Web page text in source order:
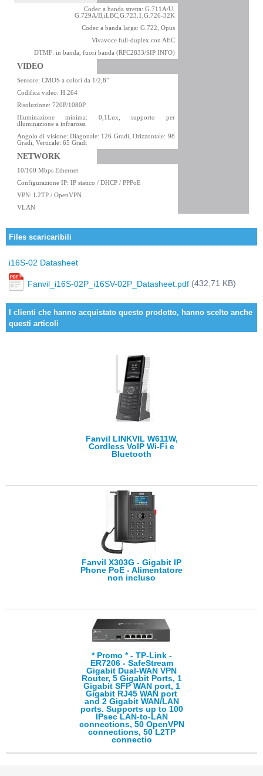
Codec a banda stretta: G.711A/U,
G.729A/B,iLBC,G.723.1,G.726-32K
Codec a banda larga: G.722, Opus
Vivavoce full-duplex con AEC
DTMF: in banda, fuori banda (RFC2833/SIP INFO)
VIDEO
Sensore: CMOS a colori da 1/2,8"
Codifica video: H.264
Risoluzione: 720P/1080P
Illuminazione minima: 0,1Lux, supporto per
illuminazione a infrarossi
Angolo di visione: Diagonale: 126 Gradi, Orizzontale: 98
Gradi, Verticale: 65 Gradi
NETWORK
10/100 Mbps Ethernet
Configurazione IP: IP statico / DHCP / PPPoE
VPN: L2TP / OpenVPN
VLAN
Files scaricaribili
i16S-02 Datasheet
Fanvil_i16S-02P_i16SV-02P_Datasheet.pdf (432,71 KB)
I clienti che hanno acquistato questo prodotto, hanno scelto anche
questi articoli
Fanvil LINKVIL W611W,
Cordless VoIP Wi-Fi e
Bluetooth
Fanvil X303G - Gigabit IP
Phone PoE - Alimentatore
non incluso
* Promo * - TP-Link -
ER7206 - SafeStream
Gigabit Dual-WAN VPN
Router, 5 Gigabit Ports, 1
Gigabit SFP WAN port, 1
Gigabit RJ45 WAN port
and 2 Gigabit WAN/LAN
ports. Supports up to 100
IPsec LAN-to-LAN
connections, 50 OpenVPN
connections, 50 L2TP
connectio